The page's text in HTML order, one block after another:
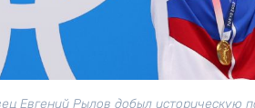
Евгений Рылов добыл историческую